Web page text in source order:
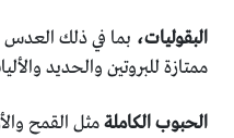
البقوليات، بما في ذلك
ممتازة للبروتين والحديد
الحبوب الكاملةمثل القمح